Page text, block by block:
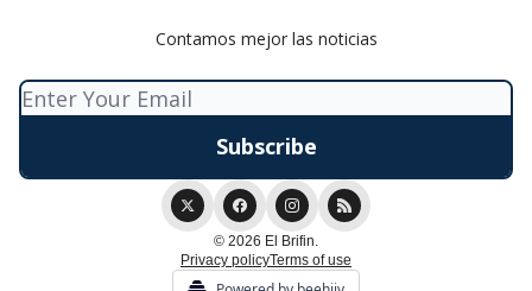
Contamos mejor las noticias
© 2026 El Brifin.
Privacy policyTerms of use